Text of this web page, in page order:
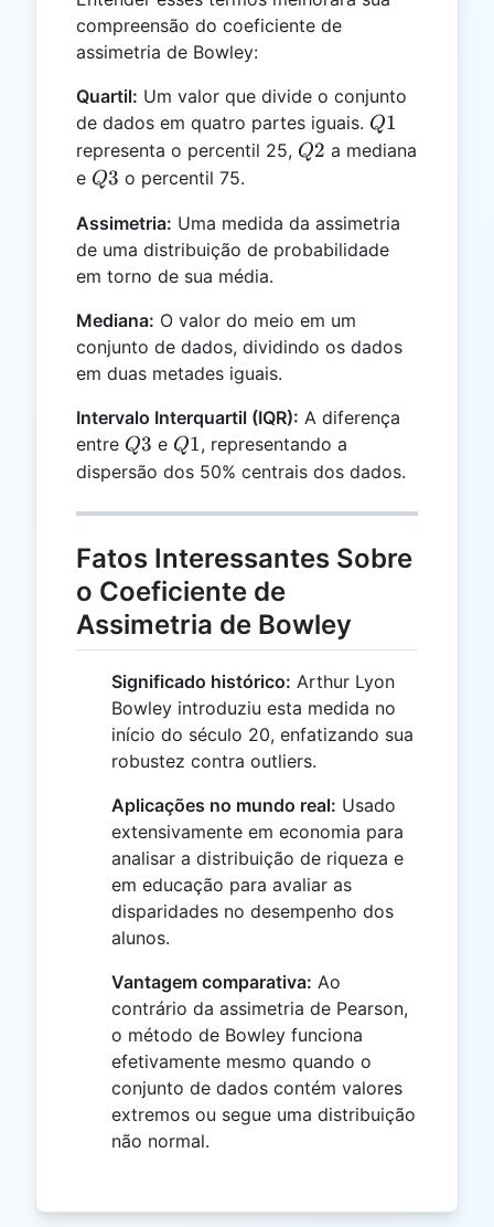
compreensão do coeficiente de
assimetria de Bowley:
Quartil: Um valor que divide o conjunto
de dados em quatro partes iguais. Q1
Q1
representa o percentil 25, Q2
Q2 a mediana
e Q3
Q3 o percentil 75.
Assimetria: Uma medida da assimetria
de uma distribuição de probabilidade
em torno de sua média.
Mediana: O valor do meio em um
conjunto de dados, dividindo os dados
em duas metades iguais.
Intervalo Interquartil (IQR): A diferença
entre Q3
Q3 e Q1
Q1, representando a
dispersão dos 50% centrais dos dados.
Fatos Interessantes Sobre
o Coeficiente de
Assimetria de Bowley
Significado histórico: Arthur Lyon
Bowley introduziu esta medida no
início do século 20, enfatizando sua
robustez contra outliers.
Aplicações no mundo real: Usado
extensivamente em economia para
analisar a distribuição de riqueza e
em educação para avaliar as
disparidades no desempenho dos
alunos.
Vantagem comparativa: Ao
contrário da assimetria de Pearson,
o método de Bowley funciona
efetivamente mesmo quando o
conjunto de dados contém valores
extremos ou segue uma distribuição
não normal.